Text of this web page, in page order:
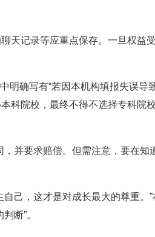
记录等应重点保存。一旦权益
确写有“若因本机构填报失误导
科院校，最终不得不选择专科院
并要求赔偿。但需注意，要在知
，这才是对成长最大的尊重。”
断”。